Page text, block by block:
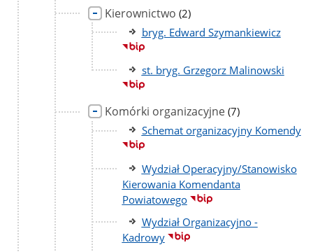
Kierownictwo liczba
podstron
(2)
bryg. Edward Szymankiewicz
st. bryg. Grzegorz Malinowski
Komórki organizacyjne liczba
podstron
(7)
Schemat organizacyjny Komendy
Wydział Operacyjny/Stanowisko
Kierowania Komendanta
Powiatowego
Wydział Organizacyjno -
Kadrowy